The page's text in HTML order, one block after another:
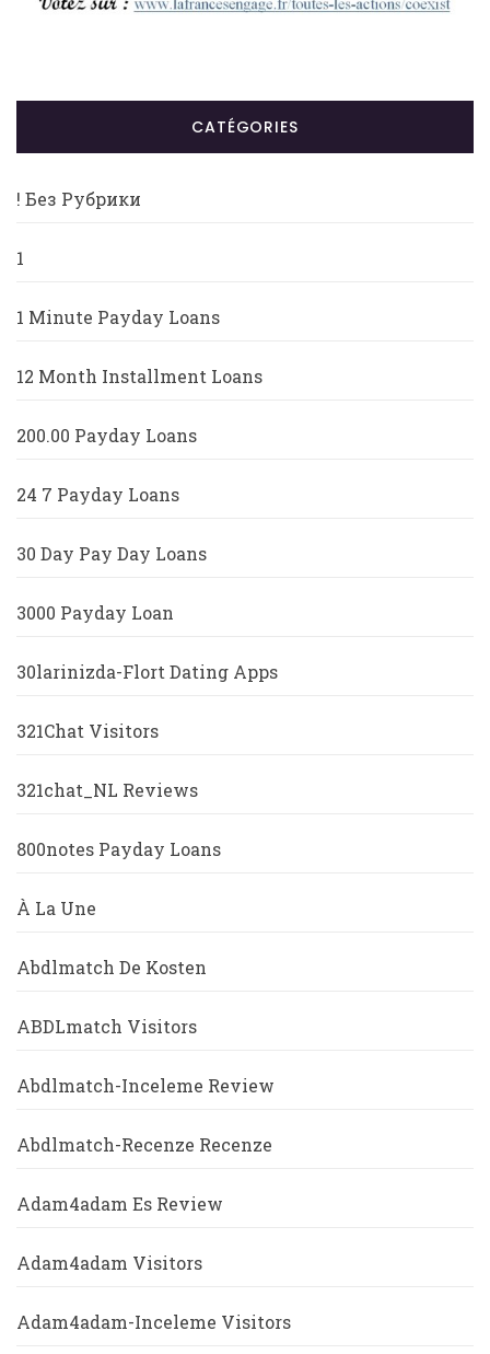
CATÉGORIES
! Без Рубрики
1
1 Minute Payday Loans
12 Month Installment Loans
200.00 Payday Loans
24 7 Payday Loans
30 Day Pay Day Loans
3000 Payday Loan
30larinizda-Flort Dating Apps
321Chat Visitors
321chat_NL Reviews
800notes Payday Loans
À La Une
Abdlmatch De Kosten
ABDLmatch Visitors
Abdlmatch-Inceleme Review
Abdlmatch-Recenze Recenze
Adam4adam Es Review
Adam4adam Visitors
Adam4adam-Inceleme Visitors